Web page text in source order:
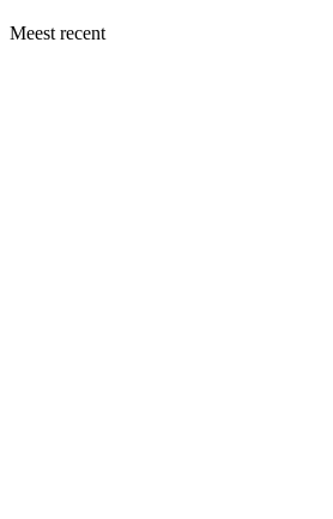
Meest recent